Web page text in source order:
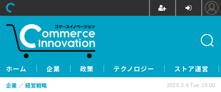
ホーム 企業 政策 テクノロジー ストア運営
企業 経営戦略 2025.3.4 Tue 19:00